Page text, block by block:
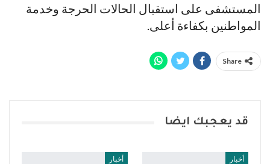
المستشفى على استقبال الحالات الحرجة وخدمة
المواطنين بكفاءة أعلى.
Share
قد يعجبك ايضا
أخبار أخبار